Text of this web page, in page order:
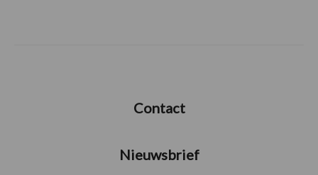
Contact
Nieuwsbrief